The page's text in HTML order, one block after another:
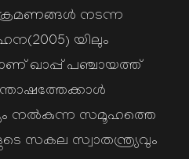
നടന്ന
യിലും
ഖാപ്പ് പഞ്ചായത്ത്
നൽകുന്ന സമൂഹത്തെ
സകല സ്വാതന്ത്ര്യവും